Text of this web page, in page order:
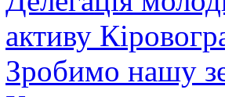
активу
Зробимо нашу